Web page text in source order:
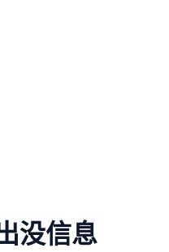
没信息